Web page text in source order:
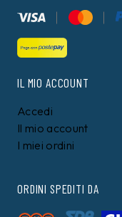
IL MIO ACCOUNT
Accedi
Il mio account
I miei ordini
ORDINI SPEDITI DA